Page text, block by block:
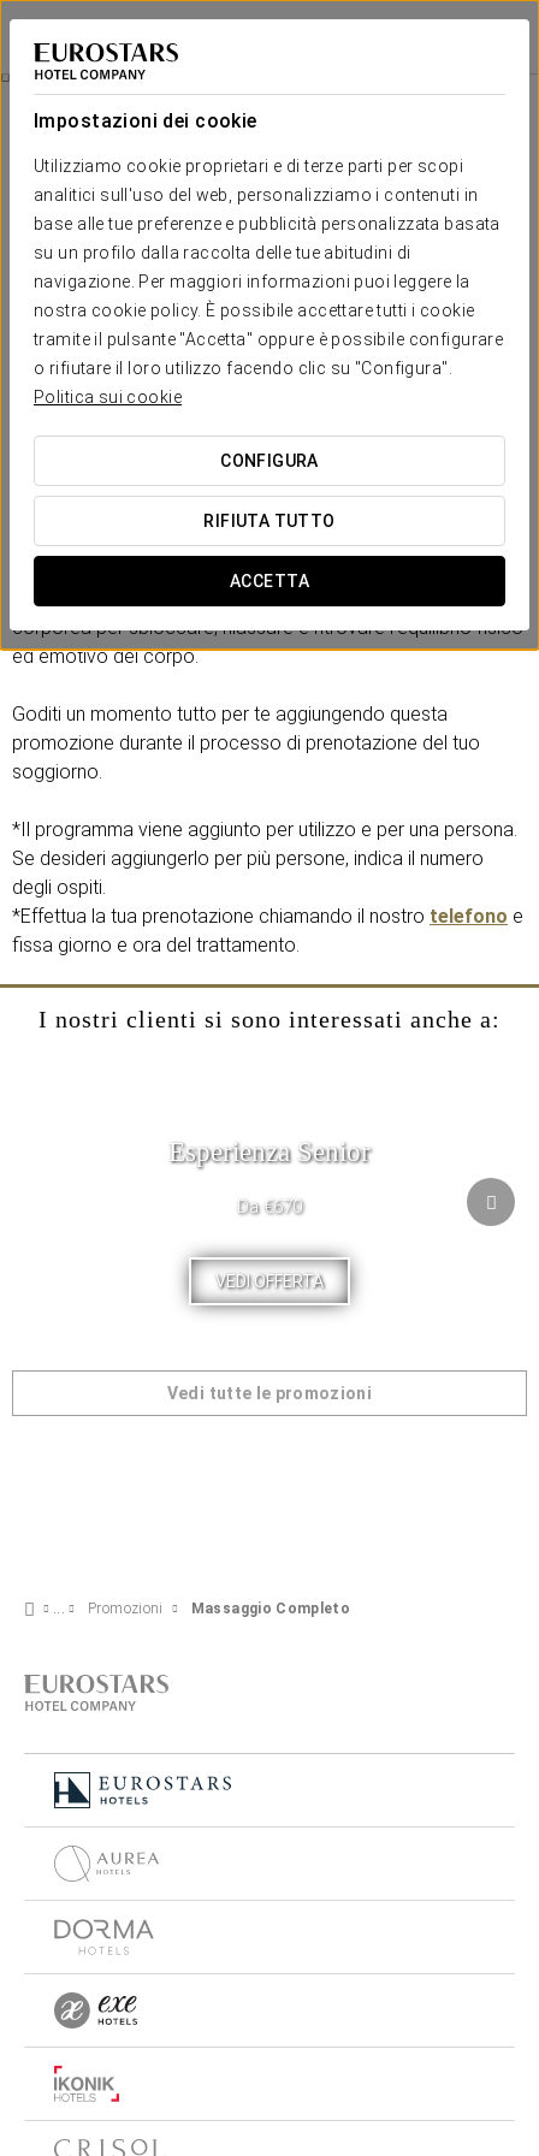
Impostazioni dei cookie
Utilizziamo cookie proprietari e di terze parti per scopi
analitici sull'uso del web, personalizziamo i contenuti in
base alle tue preferenze e pubblicità personalizzata basata
su un profilo dalla raccolta delle tue abitudini di
navigazione. Per maggiori informazioni puoi leggere la
nostra cookie policy. È possibile accettare tutti i cookie
tramite il pulsante "Accetta" oppure è possibile configurare
o rifiutare il loro utilizzo facendo clic su "Configura".
Politica sui cookie
CONFIGURA
RIFIUTA TUTTO
ACCETTA
Eurostars Isla de la Toja
PONTEVEDRA - O GROVE
Massaggio Completo
65 € a persona
Massaggio completo
Non perdere questa opportunità di fuggire dalla routine e
rigenerare corpo e mente. Approfitta di questa promozione e
concediti un meritato riposo nel nostro hotel!
- 50 minuti di massaggio rilassante su tutta la superficie
corporea per sbloccare, rilassare e ritrovare l’equilibrio fisico
ed emotivo del corpo.
Goditi un momento tutto per te aggiungendo questa
promozione durante il processo di prenotazione del tuo
soggiorno.
*Il programma viene aggiunto per utilizzo e per una persona.
Se desideri aggiungerlo per più persone, indica il numero
degli ospiti.
*Effettua la tua prenotazione chiamando il nostro telefono e
fissa giorno e ora del trattamento.
I nostri clienti si sono interessati anche a:
Esperienza Senior
Da €670
VEDI OFFERTA
Vedi tutte le promozioni
Promozioni Massaggio Completo